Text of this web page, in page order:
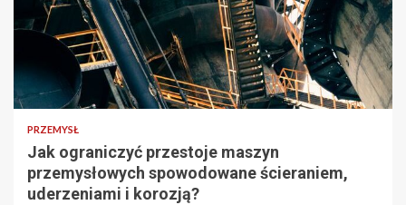
PRZEMYSŁ
Jak ograniczyć przestoje maszyn
przemysłowych spowodowane ścieraniem,
uderzeniami i korozją?